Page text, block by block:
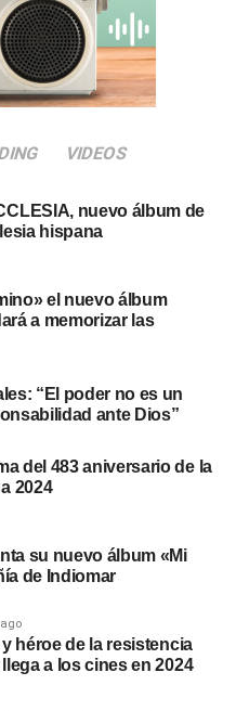
la ceremonia solemne
30 de julio a las 09:00
a la necesidad de atender
en directo a
ciudadana
actividad, la
respaldo cívico y sus
nuevas autoridades.
VIDEOS
nuevo álbum de
hispana
el nuevo álbum
a memorizar las
“El poder no es un
ante Dios”
del 483 aniversario de la
2024
su nuevo álbum «Mi
de Indiomar
héroe de la resistencia
a los cines en 2024